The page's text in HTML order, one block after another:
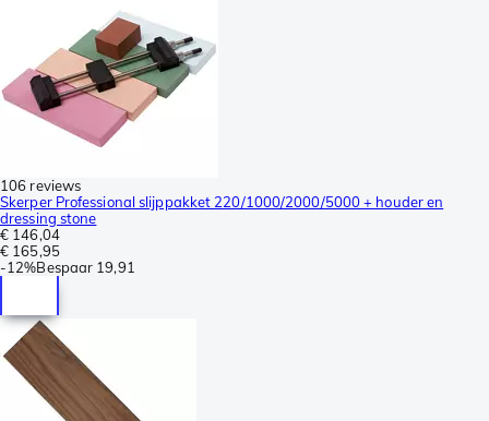
106 reviews
Skerper Professional slijppakket 220/1000/2000/5000 + houder en
dressing stone
€ 146,04
€ 165,95
-12%Bespaar 19,91